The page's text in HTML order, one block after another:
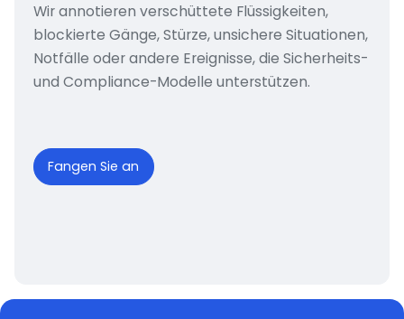
Wir annotieren verschüttete Flüssigkeiten,
blockierte Gänge, Stürze, unsichere Situationen,
Notfälle oder andere Ereignisse, die Sicherheits-
und Compliance-Modelle unterstützen.
Fangen Sie an